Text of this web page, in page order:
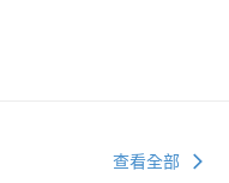
查看全部